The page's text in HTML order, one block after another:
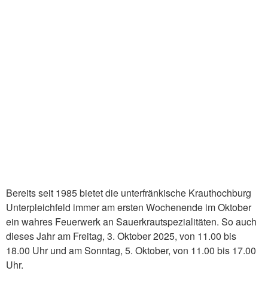
Bereits seit 1985 bietet die unterfränkische Krauthochburg
Unterpleichfeld immer am ersten Wochenende im Oktober
ein wahres Feuerwerk an Sauerkrautspezialitäten. So auch
dieses Jahr am Freitag, 3. Oktober 2025, von 11.00 bis
18.00 Uhr und am Sonntag, 5. Oktober, von 11.00 bis 17.00
Uhr.